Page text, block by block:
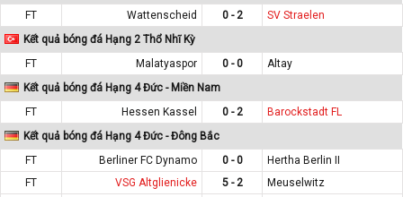
FT
Wattenscheid 0 - 2
SV Straelen
Kết quả bóng đá Hạng 2 Thổ Nhĩ Kỳ
FT
Malatyaspor 0 - 0
Altay
Kết quả bóng đá Hạng 4 Đức - Miền Nam
FT
Hessen Kassel 0 - 2
Barockstadt FL
Kết quả bóng đá Hạng 4 Đức - Đông Bắc
FT
Berliner FC Dynamo 0 - 0
Hertha Berlin II
FT
VSG Altglienicke 5 - 2
Meuselwitz